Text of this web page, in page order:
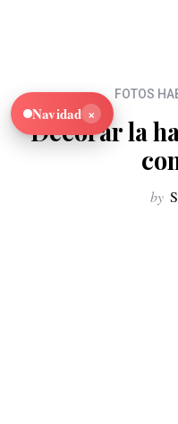
FOTOS
Decorar la
by
Navidad ×